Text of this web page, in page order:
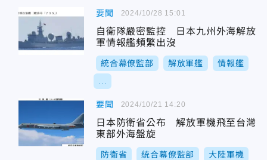
要聞
自衛隊嚴密監控 日本九州外海解放
軍情報艦頻繁出沒
統合幕僚監部 解放軍艦 情報艦
2024/10/28 15:01
要聞
日本防衛省公布 解放軍機飛至台灣
東部外海盤旋
防衛省 統合幕僚監部 大陸軍機
2024/10/21 14:20